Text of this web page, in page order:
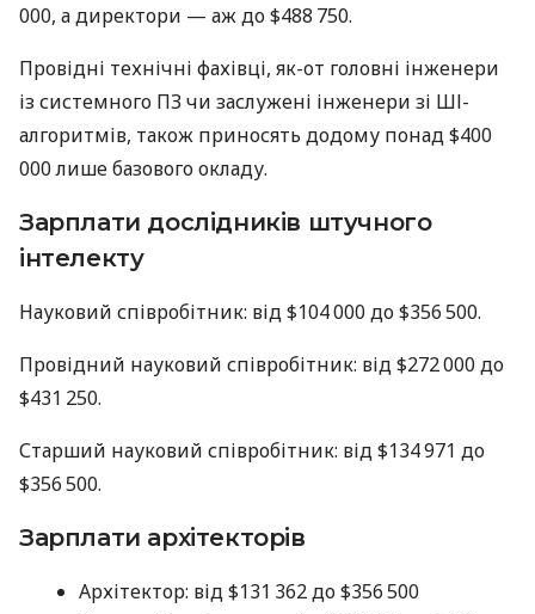
000, а директори — аж до $488 750.
Провідні технічні фахівці, як-от головні інженери
із системного ПЗ чи заслужені інженери зі ШІ-
алгоритмів, також приносять додому понад $400
000 лише базового окладу.
Зарплати дослідників штучного
інтелекту
Науковий співробітник: від $104 000 до $356 500.
Провідний науковий співробітник: від $272 000 до
$431 250.
Старший науковий співробітник: від $134 971 до
$356 500.
Зарплати архітекторів
Архітектор: від $131 362 до $356 500